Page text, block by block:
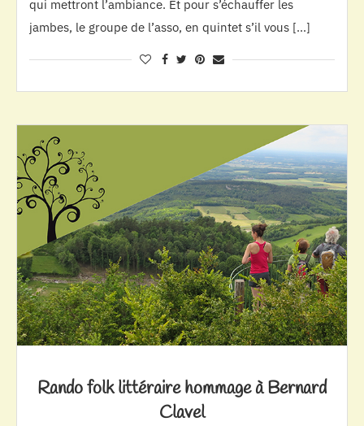
qui mettront l’ambiance. Et pour s’échauffer les
jambes, le groupe de l’asso, en quintet s’il vous […]
Rando folk littéraire hommage à Bernard
Clavel